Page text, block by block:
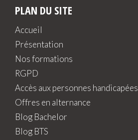
PLAN DU SITE
Accueil
Présentation
Nos formations
RGPD
Accès aux personnes handicapées
Offres en alternance
Blog Bachelor
Blog BTS